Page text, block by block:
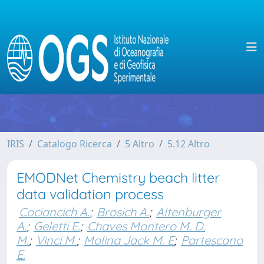
IRIS Catalogo Ricerca 5 Altro 5.12 Altro
EMODNet Chemistry beach litter
data validation process
Cociancich A.; Brosich A.; Altenburger
A.; Geletti E.; Chaves Montero M. D.
M.; Vinci M.; Molina Jack M. E; Partescano
E.